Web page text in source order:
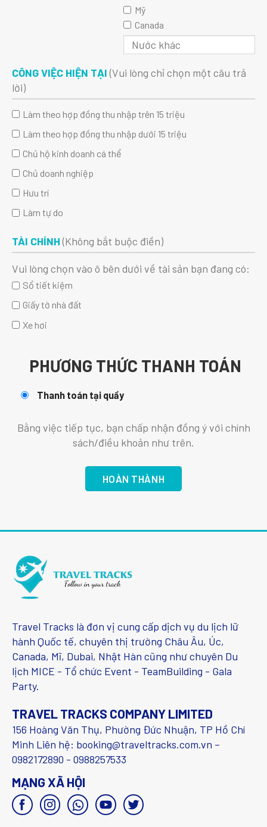
Mỹ
Canada
CÔNG VIỆC HIỆN TẠI(Vui lòng chỉ chọn một câu trả
lời)
Làm theo hợp đồng thu nhập trên 15 triệu
Làm theo hợp đồng thu nhập dưới 15 triệu
Chủ hộ kinh doanh cá thể
Chủ doanh nghiệp
Hưu trí
Làm tự do
TÀI CHÍNH(Không bắt buộc điền)
Vui lòng chọn vào ô bên dưới về tài sản bạn đang có:
Sổ tiết kiệm
Giấy tờ nhà đất
Xe hơi
PHƯƠNG THỨC THANH TOÁN
Thanh toán tại quầy
Bằng việc tiếp tục, bạn chấp nhận đồng ý với chính
sách/điều khoản như trên.
Travel Tracks là đơn vị cung cấp dịch vụ du lịch lữ
hành Quốc tế, chuyên thị trường Châu Âu, Úc,
Canada, Mĩ, Dubai, Nhật Hàn cũng như chuyên Du
lịch MICE - Tổ chức Event - TeamBuilding - Gala
Party.
TRAVEL TRACKS COMPANY LIMITED
156 Hoàng Văn Thụ, Phường Đức Nhuận, TP Hồ Chí
Minh Liên hệ: booking@traveltracks.com.vn –
0982172890 - 0988257533
MẠNG XÃ HỘI